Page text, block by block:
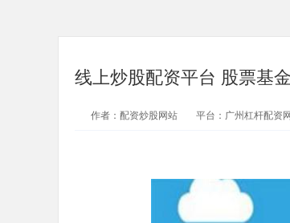
线上炒股配资平台 股票基
作者：配资炒股网站 平台：广州杠杆配资